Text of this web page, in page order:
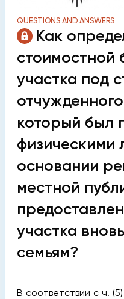
QUESTIONS AND ANSWERS
Как
стоимостной
участка под
который был
физическими
основании
местной
участка
семьям?
В соответствии с ч.